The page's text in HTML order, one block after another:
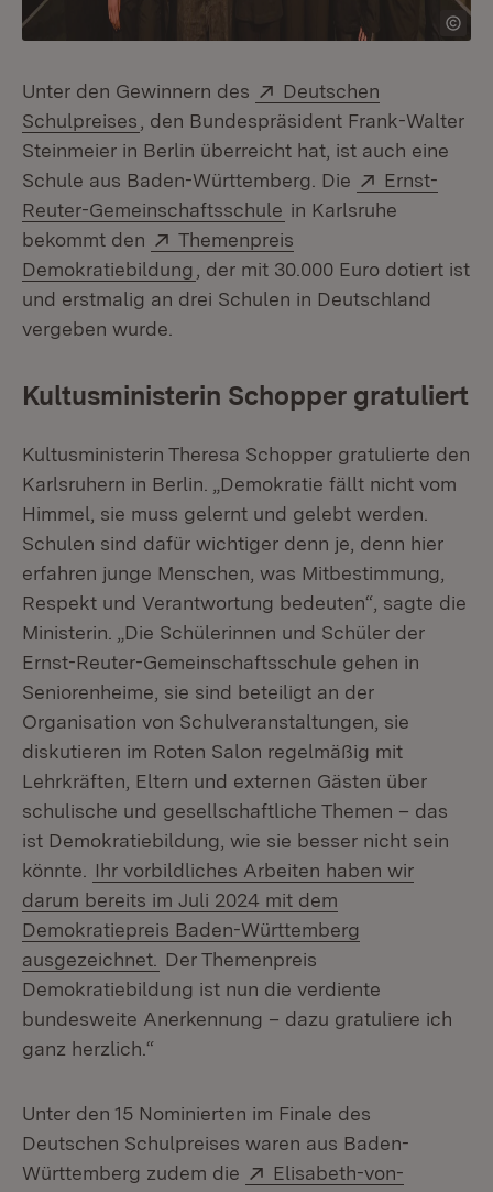
Unter den Gewinnern des Extern:
Deutschen
Schulpreises (Öffnet in neuem Fenster)
, den Bundespräsident Frank-Walter
Steinmeier in Berlin überreicht hat, ist auch eine
Schule aus Baden-Württemberg. Die
Extern:
Ernst-
Reuter-Gemeinschaftsschule (Öffnet in neuem
in Karlsruhe
bekommt den
Extern:
Themenpreis
Demokratiebildung (Öffnet in neuem Fenster)
, der mit 30.000 Euro dotiert ist
und erstmalig an drei Schulen in Deutschland
vergeben wurde.
Kultusministerin Schopper gratuliert
Kultusministerin Theresa Schopper gratulierte den
Karlsruhern in Berlin. „Demokratie fällt nicht vom
Himmel, sie muss gelernt und gelebt werden.
Schulen sind dafür wichtiger denn je, denn hier
erfahren junge Menschen, was Mitbestimmung,
Respekt und Verantwortung bedeuten“, sagte die
Ministerin. „Die Schülerinnen und Schüler der
Ernst-Reuter-Gemeinschaftsschule gehen in
Seniorenheime, sie sind beteiligt an der
Organisation von Schulveranstaltungen, sie
diskutieren im Roten Salon regelmäßig mit
Lehrkräften, Eltern und externen Gästen über
schulische und gesellschaftliche Themen – das
ist Demokratiebildung, wie sie besser nicht sein
könnte.
Ihr vorbildliches Arbeiten haben wir
darum bereits im Juli 2024 mit dem
Demokratiepreis Baden-Württemberg
ausgezeichnet. Der Themenpreis
Demokratiebildung ist nun die verdiente
bundesweite Anerkennung – dazu gratuliere ich
ganz herzlich.“
Unter den 15 Nominierten im Finale des
Deutschen Schulpreises waren aus Baden-
Württemberg zudem die
Extern:
Elisabeth-von-